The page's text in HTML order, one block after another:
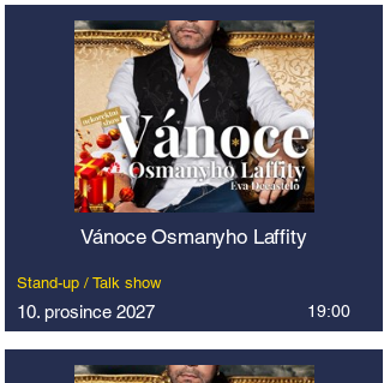
Vánoce Osmanyho Laffity
Stand-up / Talk show
10. prosince 2027 19:00